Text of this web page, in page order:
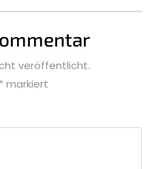
veröffentlicht.
* markiert